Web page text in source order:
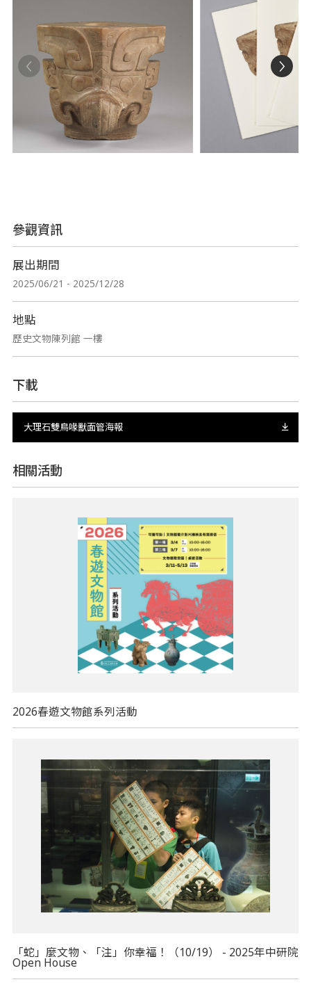
參觀資訊
展出期間
2025/06/21 - 2025/12/28
地點
歷史文物陳列館 一樓
下載
大理石雙鳥喙獸面管海報
相關活動
2026春遊文物館系列活動
「蛇」麼文物、「注」你幸福！（10/19） - 2025年中研院
Open House